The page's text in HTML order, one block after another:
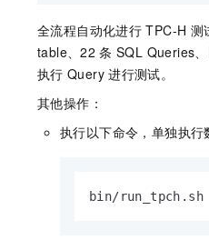
全流程自动化进行 TPC-H 测
table、22 条 SQL Queries、
执行 Query 进行测试。
其他操作：
执行以下命令，单独执行
bin/run_tpch.sh